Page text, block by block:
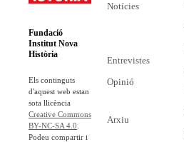
Fundació
Institut Nova
Història
Els continguts
d'aquest web estan
sota llicència
Creative Commons
BY-NC-SA 4.0
Podeu compartir i
Notícies
Entrevistes
Opinió
Arxiu